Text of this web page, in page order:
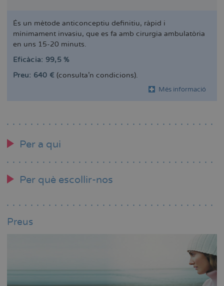
És un mètode anticonceptiu definitiu, ràpid i
mínimament invasiu, que es fa amb cirurgia ambulatòria
en uns 15-20 minuts.
Eficàcia: 99,5 %
Preu: 640 € (consulta'n condicions).
Més informació
Per a qui
Per què escollir-nos
Preus